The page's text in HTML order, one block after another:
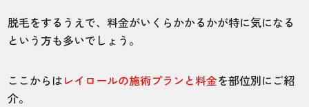
以前通っていたクリニックは予約が取れず
困っていましたが、レイロールは予約が取
脱毛をするうえで、料金がいくらかかるかが特に気になる
という方も多いでしょう。
ここからはレイロールの施術プランと料金を部位別にご紹
介。